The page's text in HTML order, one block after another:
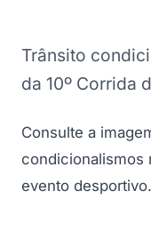
Trânsito
da 10º Corrida
Consulte a
condicionalismos
evento desportivo.